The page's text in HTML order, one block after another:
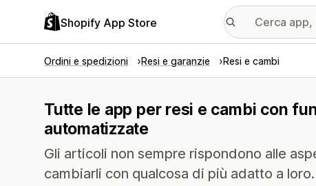
Shopify App Store
Ordini e spedizioni Resi e garanzie Resi e cambi
Tutte le app per resi e cambi con
automatizzate
Gli articoli non sempre rispondono alle
cambiarli con qualcosa di più adatto a loro.